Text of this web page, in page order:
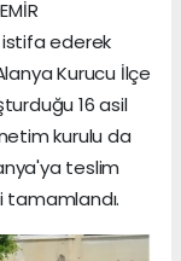
istifa ederek
Kurucu İlçe
16 asil
kurulu da
teslim